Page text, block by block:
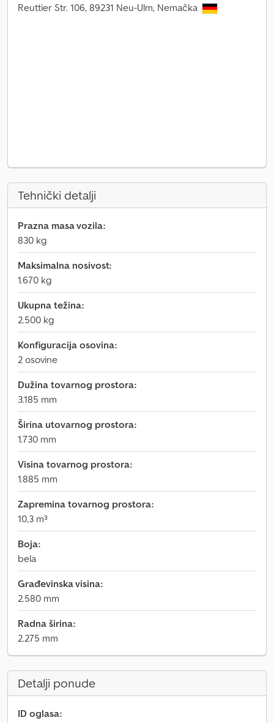
Reuttier Str. 106, 89231 Neu-Ulm, Nemačka
Tehnički detalji
Prazna masa vozila:
830 kg
Maksimalna nosivost:
1.670 kg
Ukupna težina:
2.500 kg
Konfiguracija osovina:
2 osovine
Dužina tovarnog prostora:
3.185 mm
Širina utovarnog prostora:
1.730 mm
Visina tovarnog prostora:
1.885 mm
Zapremina tovarnog prostora:
10,3 m³
Boja:
bela
Građevinska visina:
2.580 mm
Radna širina:
2.275 mm
Detalji ponude
ID oglasa: